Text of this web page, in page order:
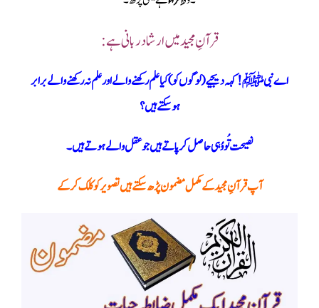
قرآنِ مجید میں ارشاد ربانی ہے:
اے نبی ﷺ ! کہہ دیجیے ( لوگوں کو ) کیا علم رکھنے والے اور علم نہ رکھنے والے برابر
ہوسکتے ہیں ؟
نصیحت تُو وُہی حاصل کر پاتے ہیں جو عقل والے ہوتے ہیں۔
آپ قرآنِ مجید کے مکمل مضمون پڑھ سکتے ہیں تصویر کو کلک کر کے